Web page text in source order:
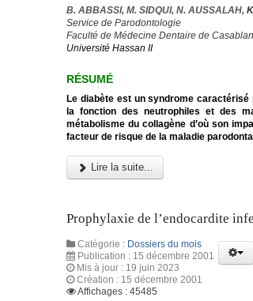
B. ABBASSI, M. SIDQUI, N. AUSSALAH,
Service de Parodontologie
Faculté de Médecine Dentaire de
Université Hassan II
RÉSUMÉ
Le diabète est un syndrome
la fonction des neutrophiles et des
métabolisme du collagène d’où son
facteur de risque de la maladie
Lire la suite...
Prophylaxie de l’endocardite
Catégorie : Dossiers du mois
Publication : 15 décembre 2001
Mis à jour : 19 juin 2023
Création : 15 décembre 2001
Affichages : 45485